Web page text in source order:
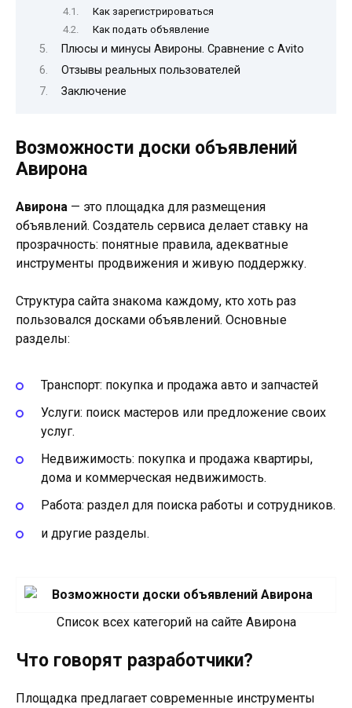
Как зарегистрироваться
Как подать объявление
Плюсы и минусы Авироны. Сравнение с Avito
Отзывы реальных пользователей
Заключение
Возможности доски объявлений
Авирона
Авирона — это площадка для размещения
объявлений. Создатель сервиса делает ставку на
прозрачность: понятные правила, адекватные
инструменты продвижения и живую поддержку.
Структура сайта знакома каждому, кто хоть раз
пользовался досками объявлений. Основные
разделы:
Транспорт: покупка и продажа авто и запчастей
Услуги: поиск мастеров или предложение своих
услуг.
Недвижимость: покупка и продажа квартиры,
дома и коммерческая недвижимость.
Работа: раздел для поиска работы и сотрудников.
и другие разделы.
Список всех категорий на сайте Авирона
Что говорят разработчики?
Площадка предлагает современные инструменты